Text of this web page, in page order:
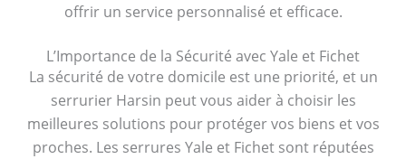
offrir un service personnalisé et efficace.
L’Importance de la Sécurité avec Yale et Fichet
La sécurité de votre domicile est une priorité, et un
serrurier Harsin peut vous aider à choisir les
meilleures solutions pour protéger vos biens et vos
proches. Les serrures Yale et Fichet sont réputées